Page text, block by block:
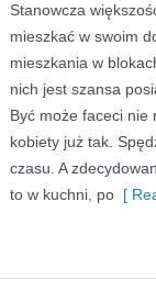
Stanowcza
mieszkać w swoim
mieszkania w
nich jest szansa
Być może faceci nie
kobiety już tak.
czasu. A
to w kuchni, po [